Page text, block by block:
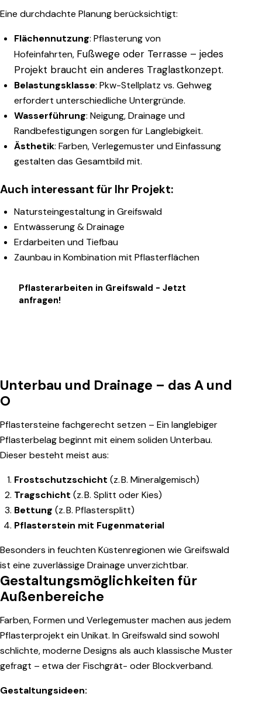
Eine durchdachte Planung berücksichtigt:
Flächennutzung: Pflasterung von
Hofeinfahrten, Fußwege oder Terrasse – jedes
Projekt braucht ein anderes Traglastkonzept.
Belastungsklasse: Pkw-Stellplatz vs. Gehweg
erfordert unterschiedliche Untergründe.
Wasserführung: Neigung, Drainage und
Randbefestigungen sorgen für Langlebigkeit.
Ästhetik: Farben, Verlegemuster und Einfassung
gestalten das Gesamtbild mit.
Auch interessant für Ihr Projekt:
Natursteingestaltung in Greifswald
Entwässerung & Drainage
Erdarbeiten und Tiefbau
Zaunbau in Kombination mit Pflasterflächen
Pflasterarbeiten in Greifswald - Jetzt
anfragen!
Unterbau und Drainage – das A und
O
Pflastersteine fachgerecht setzen – Ein langlebiger
Pflasterbelag beginnt mit einem soliden Unterbau.
Dieser besteht meist aus:
Frostschutzschicht (z. B. Mineralgemisch)
Tragschicht (z. B. Splitt oder Kies)
Bettung (z. B. Pflastersplitt)
Pflasterstein mit Fugenmaterial
Besonders in feuchten Küstenregionen wie Greifswald
ist eine zuverlässige Drainage unverzichtbar.
Gestaltungsmöglichkeiten für
Außenbereiche
Farben, Formen und Verlegemuster machen aus jedem
Pflasterprojekt ein Unikat. In Greifswald sind sowohl
schlichte, moderne Designs als auch klassische Muster
gefragt – etwa der Fischgrät- oder Blockverband.
Gestaltungsideen: